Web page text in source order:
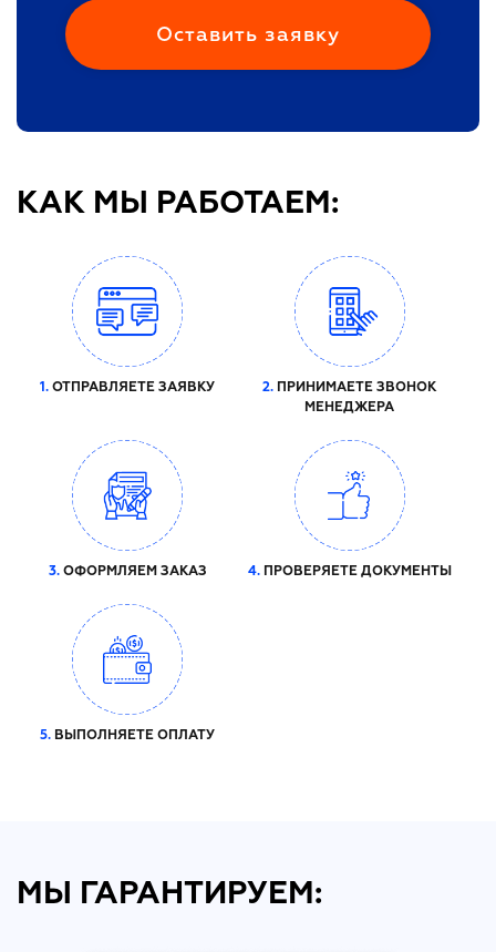
КАК МЫ РАБОТАЕМ:
1. ОТПРАВЛЯЕТЕ ЗАЯВКУ 2. ПРИНИМАЕТЕ ЗВОНОК
МЕНЕДЖЕРА
3.ОФОРМЛЯЕМ ЗАКАЗ 4.ПРОВЕРЯЕТЕ ДОКУМЕНТЫ
5. ВЫПОЛНЯЕТЕ ОПЛАТУ
МЫ ГАРАНТИРУЕМ: